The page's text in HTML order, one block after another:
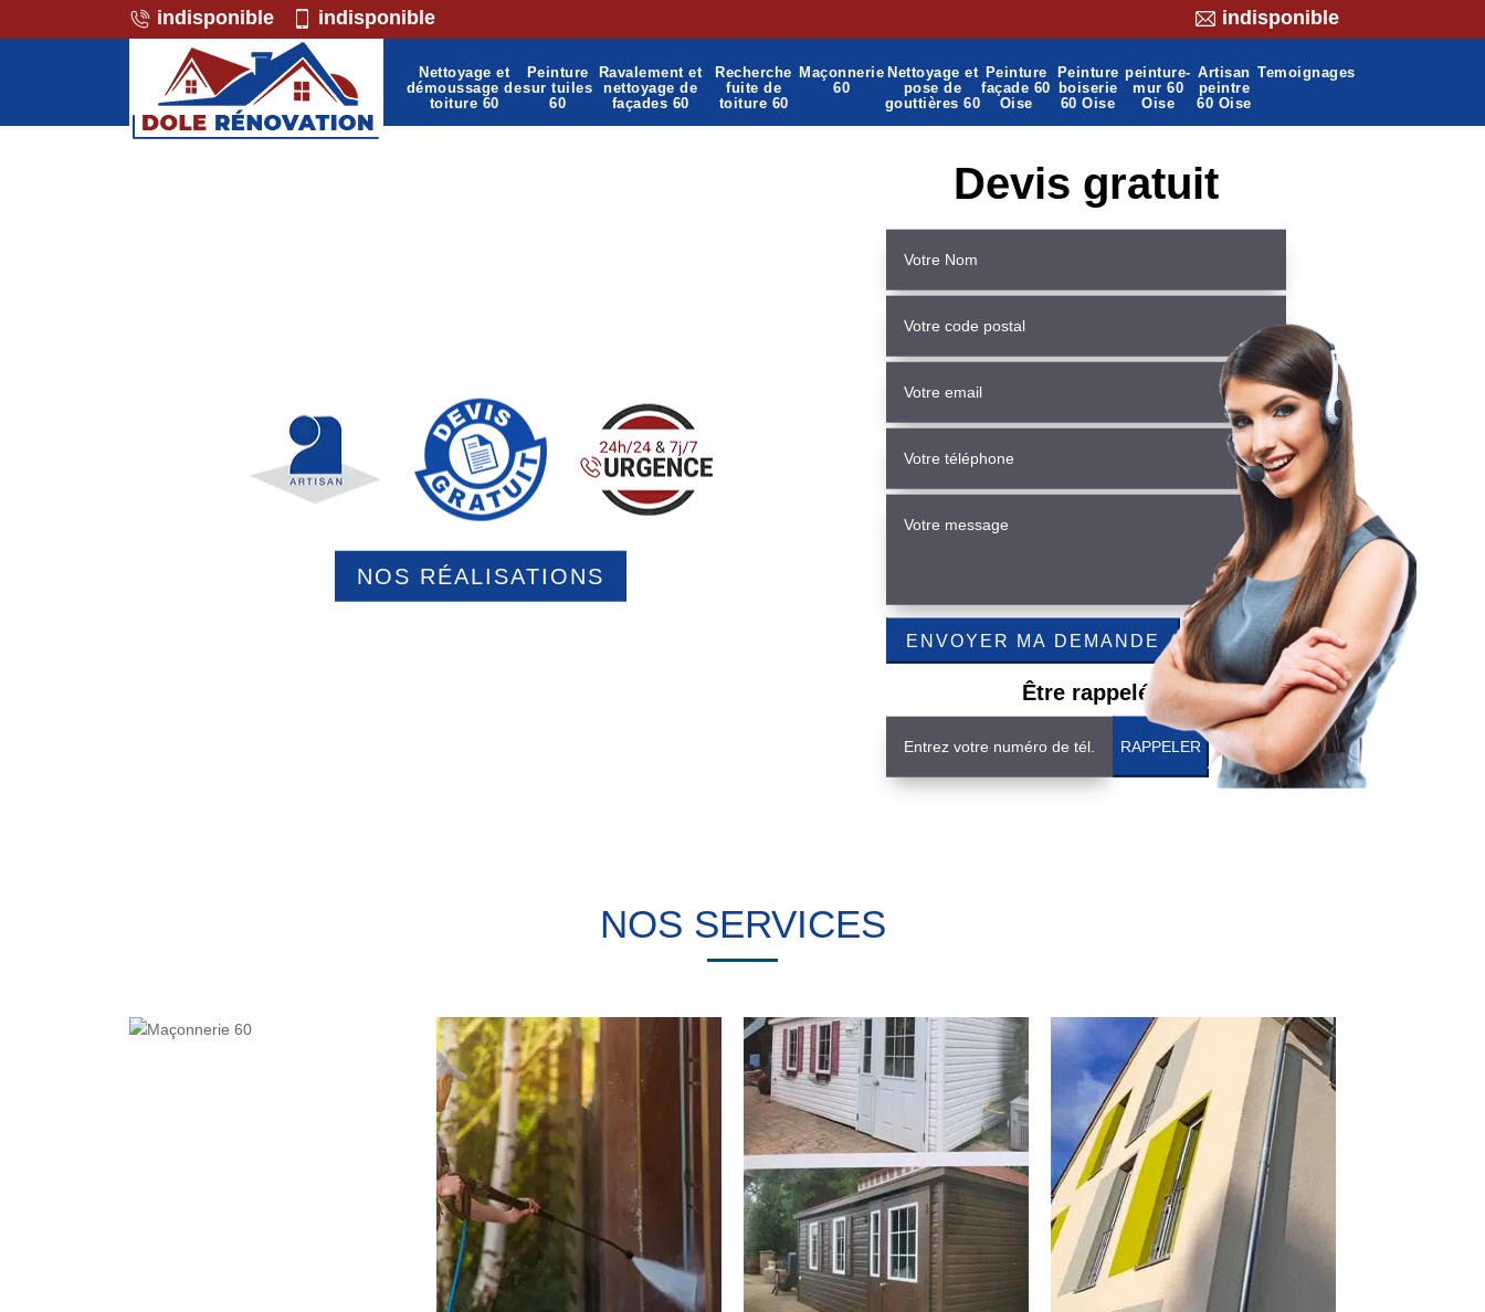
indisponible indisponible indisponible
Nettoyage et
démoussage de
toiture 60
Peinture
sur tuiles
60
Ravalement et
nettoyage de
façades 60
Recherche
fuite de
toiture 60
Maçonnerie
60
Nettoyage et
pose de
gouttières 60
Peinture
façade 60
Oise
Peinture
boiserie
60 Oise
peinture-
mur 60
Oise
Artisan
peintre
60 Oise
Temoignages
NOS RÉALISATIONS
Devis gratuit
Être rappelé
NOS SERVICES